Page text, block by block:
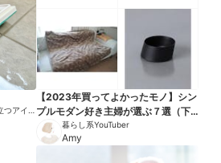
アイテ
【2023年買ってよかったモノ】シン
プルモダン好き主婦が選ぶ７選（下
半期）暮らし系YouTuber
Amy